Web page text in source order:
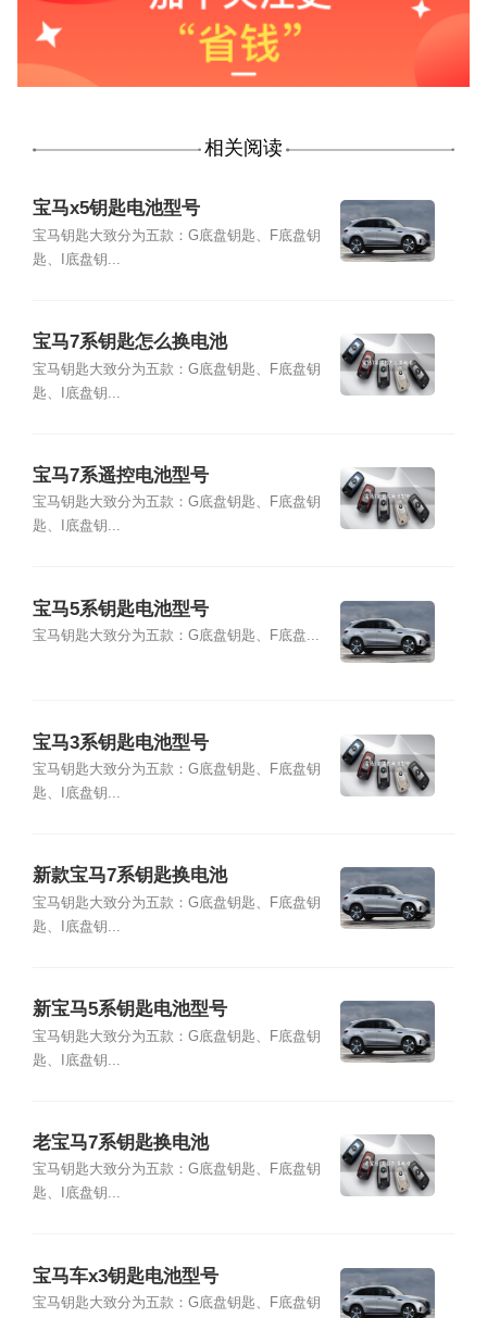
相关阅读
宝马x5钥匙电池型号
宝马钥匙大致分为五款：G底盘钥匙、F底盘钥
匙、I底盘钥...
宝马7系钥匙怎么换电池
宝马钥匙大致分为五款：G底盘钥匙、F底盘钥
匙、I底盘钥...
宝马7系遥控电池型号
宝马钥匙大致分为五款：G底盘钥匙、F底盘钥
匙、I底盘钥...
宝马5系钥匙电池型号
宝马钥匙大致分为五款：G底盘钥匙、F底盘...
宝马3系钥匙电池型号
宝马钥匙大致分为五款：G底盘钥匙、F底盘钥
匙、I底盘钥...
新款宝马7系钥匙换电池
宝马钥匙大致分为五款：G底盘钥匙、F底盘钥
匙、I底盘钥...
新宝马5系钥匙电池型号
宝马钥匙大致分为五款：G底盘钥匙、F底盘钥
匙、I底盘钥...
老宝马7系钥匙换电池
宝马钥匙大致分为五款：G底盘钥匙、F底盘钥
匙、I底盘钥...
宝马车x3钥匙电池型号
宝马钥匙大致分为五款：G底盘钥匙、F底盘钥